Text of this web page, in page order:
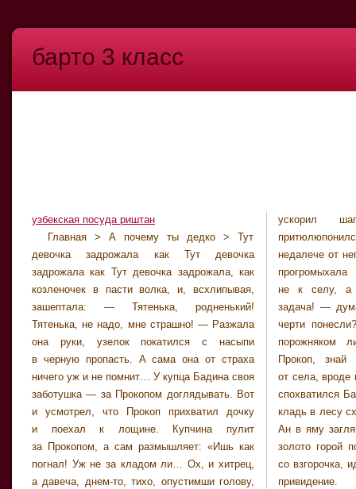
барто 3 класс
узбекская посуда риштан
Главная > А почему ты дедко > Тут
девочка задрожала как Тут девочка
задрожала как Тут девочка задрожала, как
козленочек в пасти волка, и, всхлипывая,
зашептала: — Тятенька, родненький!
Тятенька, не надо, мне страшно! — Разжала
она руки, узелок покатился с насыпи
в черную пропасть. А сама она от страха
ничего уж и не помнит… У купца Бадина своя
заботушка — за Прокопом доглядывать. Вот
и усмотрел, что Прокоп прихватил дочку
и поехал к лощине. Купчина пулит
за Прокопом, а сам размышляет: «Ишь как
погнал! Уж не за кладом ли… Ох, и хитрец,
а давеча, днем-то, тихо, опустимши голову,
ускорил
притюлюпонился к подножию горы, как
недалече от него из ущелья «Чертова лапа»
прогромыхала телега Прокопа, да только
не к селу, а в обратную сторону. «Вот
задача! — думает купчина.— Куды это его
черти понесли?» И не видит из-за тумана,
порожняком ли ускакал аль с кладом.
Прокоп, знай свое, скачет, и все дале
от села, вроде к лесу завернул. — Эх-ма, —
спохватился Бадин, — никак мужик задумал
кладь в лесу сховать? Этак я его проразиню.
Ан в яму заглянуть надобно бы, может, там
золото горой понасыпано? Спустился купец
со взгорочка, идет весь в белом, ну как есть
привидение. Это — чтоб Прокопа
скумекал:
а сам, нагрузимшись, погнал лошадь, чтобы
побыстрей управиться да за остатком